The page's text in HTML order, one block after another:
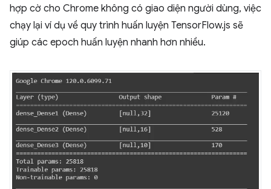
hợp cờ cho Chrome không có giao diện người dùng, việc
chạy lại ví dụ về quy trình huấn luyện TensorFlow.js sẽ
giúp các epoch huấn luyện nhanh hơn nhiều.